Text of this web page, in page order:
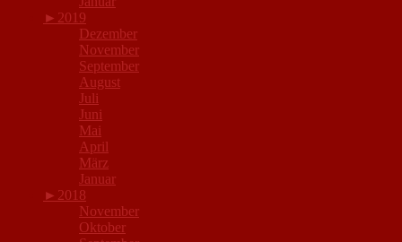
► 2019
Dezember
November
September
August
Juli
Juni
Mai
April
März
Januar
► 2018
November
Oktober